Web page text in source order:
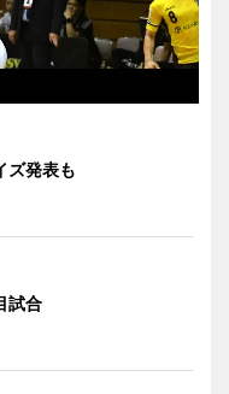
ズ発表も
試合